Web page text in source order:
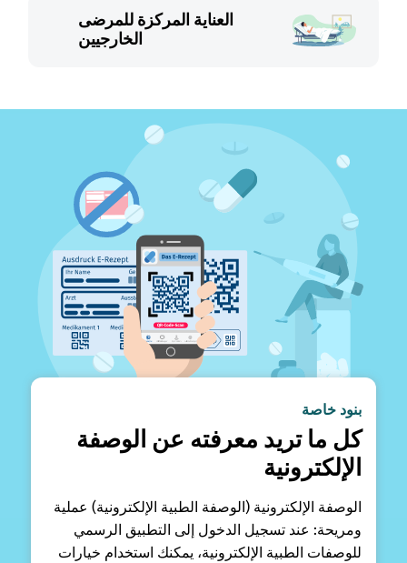
العناية المركزة للمرضى
الخارجيين
بنود خاصة
كل ما تريد معرفته عن الوصفة
الإلكترونية
الوصفة الإلكترونية (الوصفة الطبية الإلكترونية) عملية
ومريحة: عند تسجيل الدخول إلى التطبيق الرسمي
للوصفات الطبية الإلكترونية، يمكنك استخدام خيارات